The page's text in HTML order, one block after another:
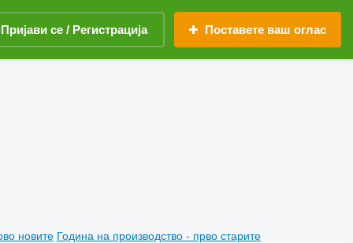
Пријави се / Регистрација Поставете ваш оглас
новите Година на производство - прво старите